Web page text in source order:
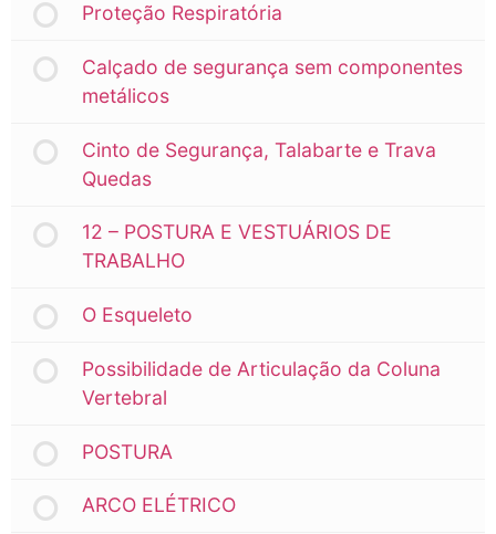
Proteção Respiratória
Calçado de segurança sem componentes
metálicos
Cinto de Segurança, Talabarte e Trava
Quedas
12 – POSTURA E VESTUÁRIOS DE
TRABALHO
O Esqueleto
Possibilidade de Articulação da Coluna
Vertebral
POSTURA
ARCO ELÉTRICO